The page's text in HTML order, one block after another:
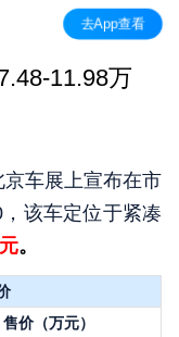
去App查看
11.98万
车展上宣布在市
该车定位于紧凑
。
售价（万元）